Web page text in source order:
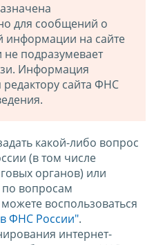
для сообщений о
информации на сайте
подразумевает
Информация
редактору сайта ФНС
какой-либо вопрос
(в том числе
органов) или
по вопросам
воспользоваться
ФНС России".
интернет-